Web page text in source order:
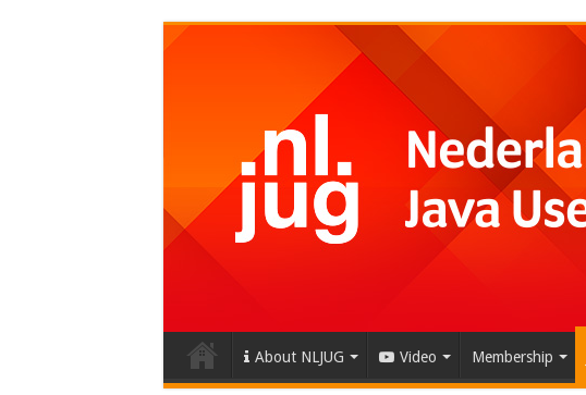
About NLJUG Video Membership